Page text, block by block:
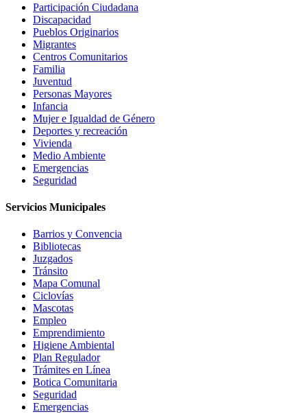
Participación Ciudadana
Discapacidad
Pueblos Originarios
Migrantes
Centros Comunitarios
Familia
Juventud
Personas Mayores
Infancia
Mujer e Igualdad de Género
Deportes y recreación
Vivienda
Medio Ambiente
Emergencias
Seguridad
Servicios Municipales
Barrios y Convencia
Bibliotecas
Juzgados
Tránsito
Mapa Comunal
Ciclovías
Mascotas
Empleo
Emprendimiento
Higiene Ambiental
Plan Regulador
Trámites en Línea
Botica Comunitaria
Seguridad
Emergencias